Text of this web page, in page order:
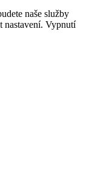
naše služby
nastavení. Vypnutí